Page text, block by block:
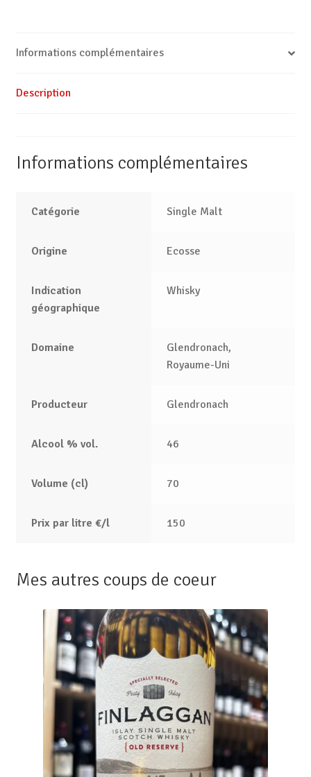
Informations complémentaires
Description
Informations complémentaires
Catégorie Single Malt
Origine Ecosse
Indication
géographique
Whisky
Domaine
Glendronach,
Royaume-Uni
Producteur Glendronach
Alcool % vol. 46
Volume (cl) 70
Prix par litre €/l 150
Mes autres coups de coeur